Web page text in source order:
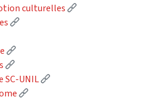
culturelles
(External link)
(External link)
link)
(External link)
(External link)
SC-UNIL
(External link)
(External link)